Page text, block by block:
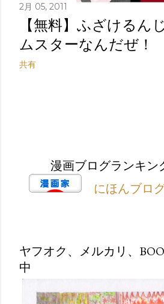
2月 05, 2011
【無料】ふざけるん
ムスターなんだぜ！
共有
漫画ブログランキ
にほんブロ
ヤフオク、メルカリ、
中